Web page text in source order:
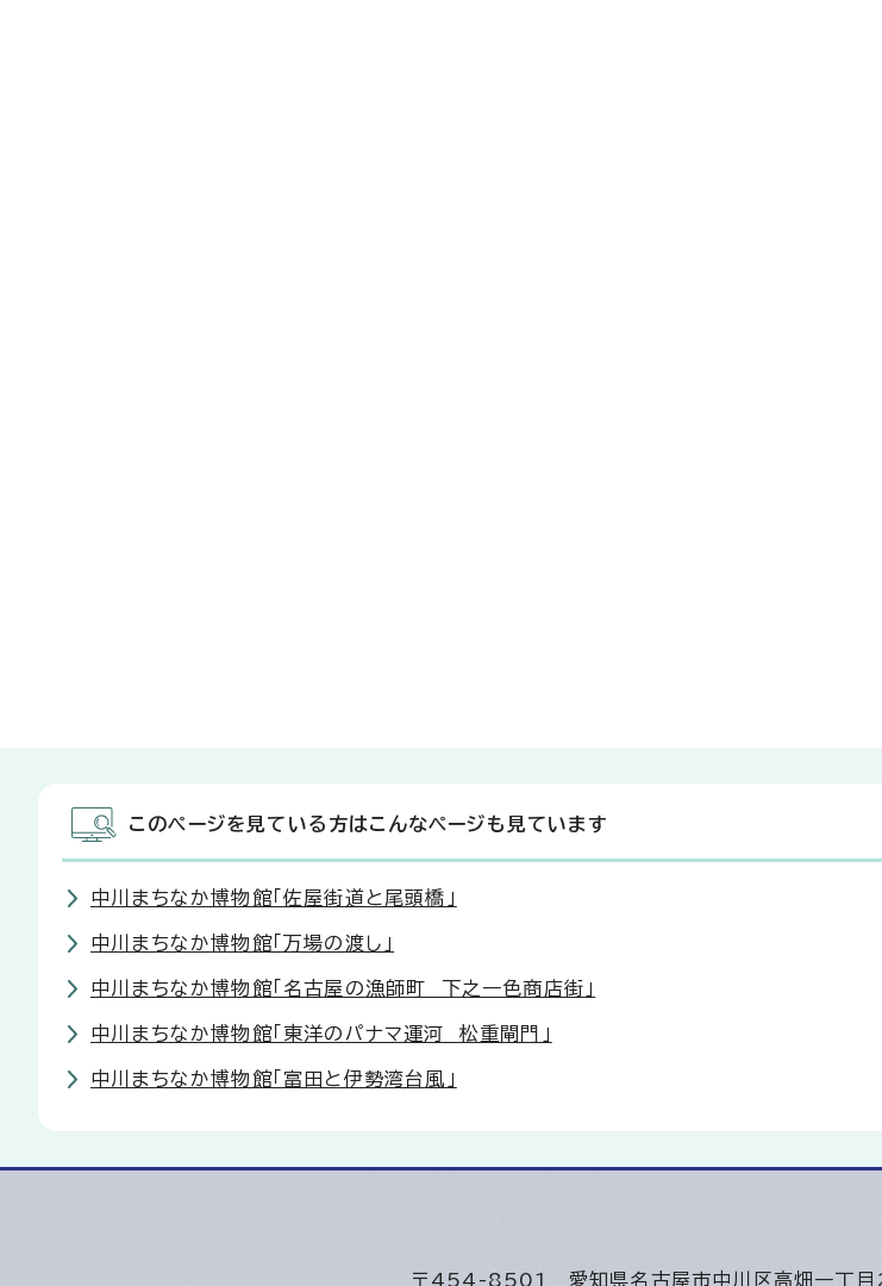
このページを見ている方はこんなページも見ています
中川まちなか博物館「佐屋街道と尾頭橋」
中川まちなか博物館「万場の渡し」
中川まちなか博物館「名古屋の漁師町 下之一色商店街」
中川まちなか博物館「東洋のパナマ運河 松重閘門」
中川まちなか博物館「富田と伊勢湾台風」
〒454-8501 愛知県名古屋市中川区高畑一丁